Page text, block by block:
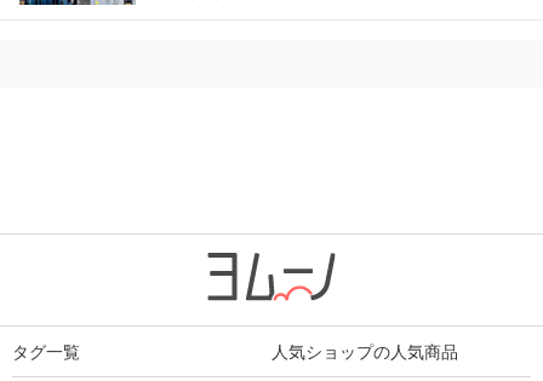
タグ一覧 人気ショップの人気商品